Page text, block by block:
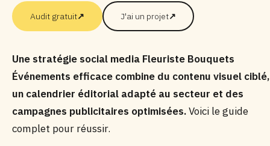
Audit gratuit↗ J'ai un projet↗
Une stratégie social media Fleuriste Bouquets
Événements efficace combine du contenu visuel ciblé,
un calendrier éditorial adapté au secteur et des
campagnes publicitaires optimisées.Voici le guide
complet pour réussir.